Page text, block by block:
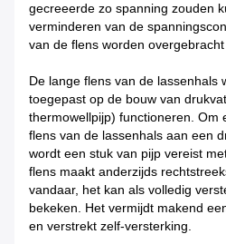
gecreeerde zo spanning zouden
verminderen van de
van de flens worden
De lange flens van de lassenhals
toegepast op de bouw van
thermowellpijp) functioneren. Om
flens van de lassenhals aan een
wordt een stuk van pijp vereist
flens maakt anderzijds
vandaar, het kan als volledig
bekeken. Het vermijdt makend
en verstrekt zelf-versterking.